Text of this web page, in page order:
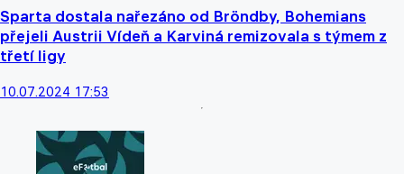
Sparta dostala nařezáno od Bröndby, Bohemians
přejeli Austrii Vídeň a Karviná remizovala s týmem z
třetí ligy
10.07.2024 17:53